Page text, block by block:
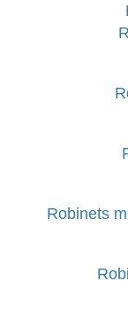
Robinets